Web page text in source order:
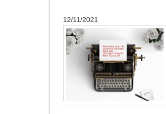
12/11/2021